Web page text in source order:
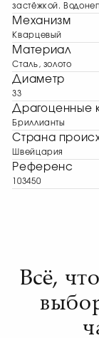
застёжкой.
Механизм
Кварцевый
Материал
Сталь, золото
Диаметр
33
Драгоценные
Бриллианты
Страна
Швейцария
Референс
103450
Всё,